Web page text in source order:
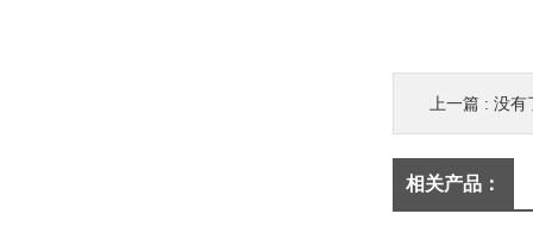
上一篇 : 没有
相关产品：